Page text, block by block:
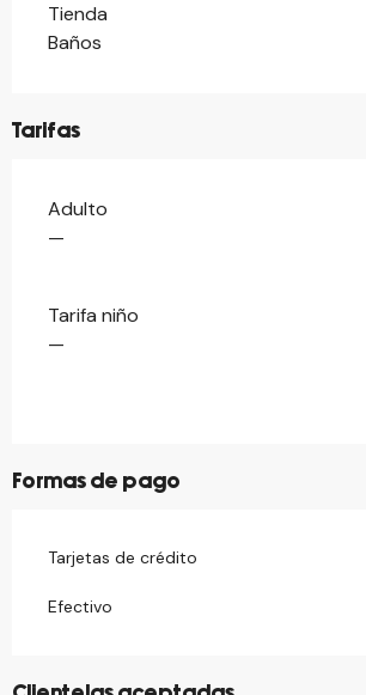
Tienda
Baños
Tarifas
Tarifas 2026
Adulto
—
Tarifa niño
—
Formas de pago
Tarjetas de crédito
Efectivo